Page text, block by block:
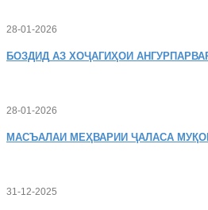
28-01-2026
БОЗДИД АЗ ХОҶАГИҲОИ
28-01-2026
МАСЪАЛАИ МЕҲВАРИИ ҶАЛАСА
31-12-2025